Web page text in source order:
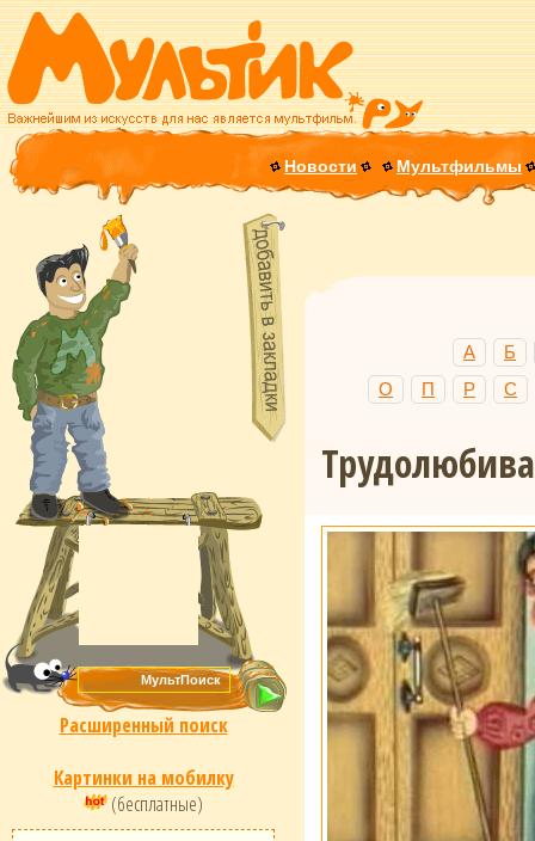
Новости Мультфильмы
Расширенный поиск
Картинки на мобилку
(бесплатные)
А
Б
О
П Р С